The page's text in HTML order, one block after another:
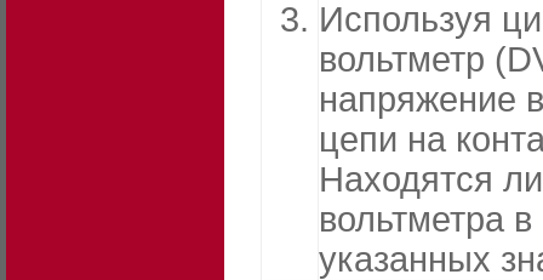
Используя
вольтметр
напряжение
цепи на
Находятся
вольтметра
указанных